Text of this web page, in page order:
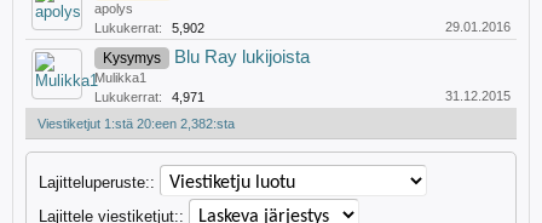
apolys
Lukukerrat:
5,902 29.01.2016
Kysymys Blu Ray lukijoista
Mulikka1
Lukukerrat:
4,971
31.12.2015
Viestiketjut 1:stä 20:een 2,382:sta
Lajitteluperuste::
Lajittele viestiketjut::